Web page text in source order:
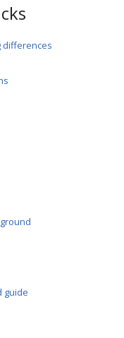
differences
guide